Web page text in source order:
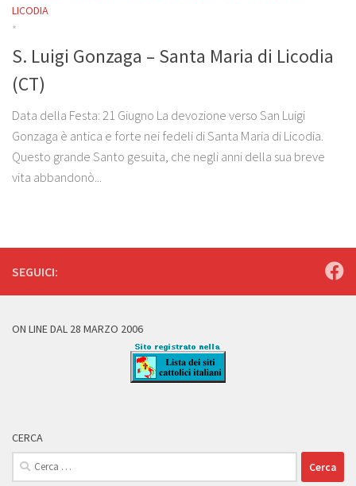
LICODIA
*
S. Luigi Gonzaga – Santa Maria di Licodia
(CT)
Data della Festa: 21 Giugno La devozione verso San Luigi
Gonzaga è antica e forte nei fedeli di Santa Maria di Licodia.
Questo grande Santo gesuita, che negli anni della sua breve
vita abbandonò...
SEGUICI:
ON LINE DAL 28 MARZO 2006
CERCA
Ricerca
per: